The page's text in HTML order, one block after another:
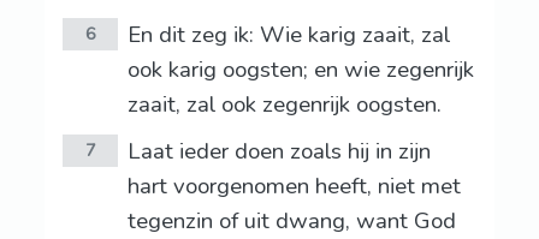
6
En dit zeg ik: Wie karig zaait, zal
ook karig oogsten; en wie zegenrijk
zaait, zal ook zegenrijk oogsten.
7
Laat ieder doen zoals hij in zijn
hart voorgenomen heeft, niet met
tegenzin of uit dwang, want God